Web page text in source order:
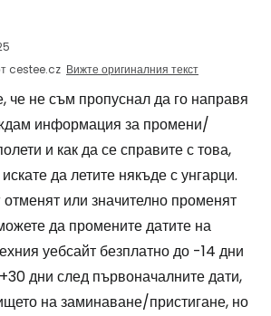
cestee.cz Вижте оригиналния текст
че не съм пропуснал да го направя
информация за промени/
и как да се справите с това,
да летите някъде с унгарци.
или значително променят
да промените датите на
уебсайт безплатно до -14 дни
дни след първоначалните дати,
на заминаване/пристигане, но